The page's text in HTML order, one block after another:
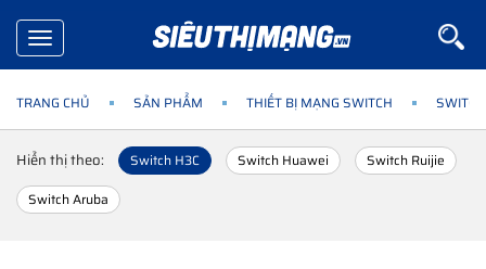
Toggle
navigation
TRANG CHỦ SẢN PHẨM THIẾT BỊ MẠNG SWITCH
Hiển thị theo: Switch H3C Switch Huawei
Switch Ruijie
Switch Aruba